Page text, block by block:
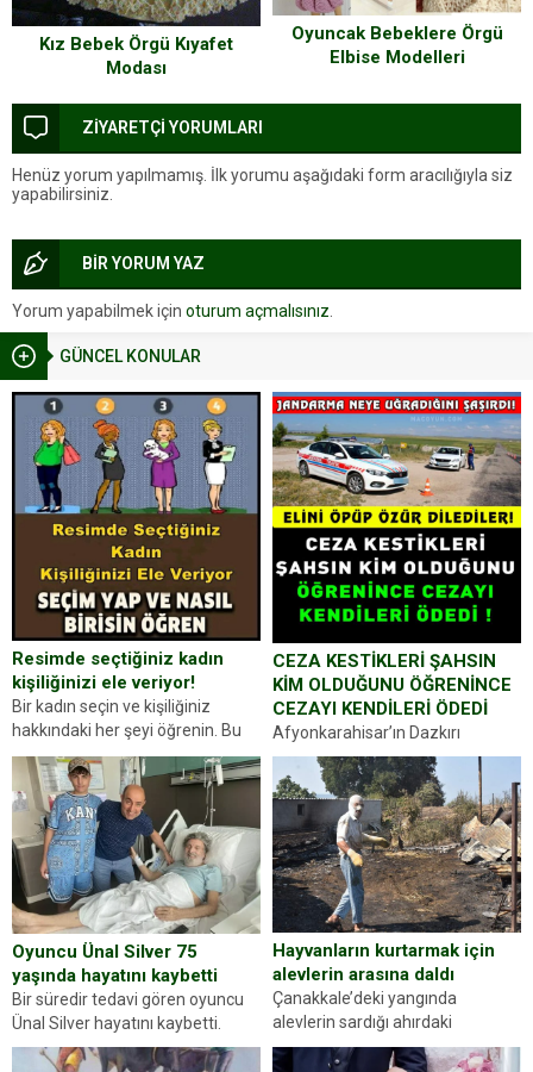
GÜNCEL KONULAR
Resimde seçtiğiniz kadın
kişiliğinizi ele veriyor!
Bir kadın seçin ve kişiliğiniz
hakkındaki her şeyi öğrenin. Bu
kez karşınıza oldukça farklı bir
kişilik testiyle çıkıyoruz. Resimde
gördüğünüz kadın figürlerinden
dikkatinizi en...
CEZA KESTİKLERİ ŞAHSIN
KİM OLDUĞUNU ÖĞRENİNCE
CEZAYI KENDİLERİ ÖDEDİ
Afyonkarahisar’ın Dazkırı
ilçesinde trafik uygulaması
yapan jandarma ekipleri
durdurdukları bir otomobilin
sürücüsünden ehliyet ve ruhsat
sorup belgelerini istedi. Sürücü
Abdurrahman Ö.nün verdiği
evraklarda eksik olduğunu...
Oyuncu Ünal Silver 75
yaşında hayatını kaybetti
Bir süredir tedavi gören oyuncu
Ünal Silver hayatını kaybetti.
Haberi, oyuncunun menajerlik
Hayvanların kurtarmak için
alevlerin arasına daldı
Çanakkale’deki yangında
alevlerin sardığı ahırdaki
hayvanlarını kurtarmak isteyen
Kız Bebek Örgü Kıyafet
Modası
Oyuncak Bebeklere Örgü
Elbise Modelleri
ZİYARETÇİ YORUMLARI
Henüz yorum yapılmamış. İlk yorumu aşağıdaki form aracılığıyla siz
yapabilirsiniz.
BİR YORUM YAZ
Yorum yapabilmek için oturum açmalısınız.